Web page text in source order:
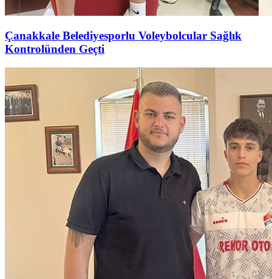
Çanakkale Belediyesporlu Voleybolcular Sağlık
Kontrolünden Geçti